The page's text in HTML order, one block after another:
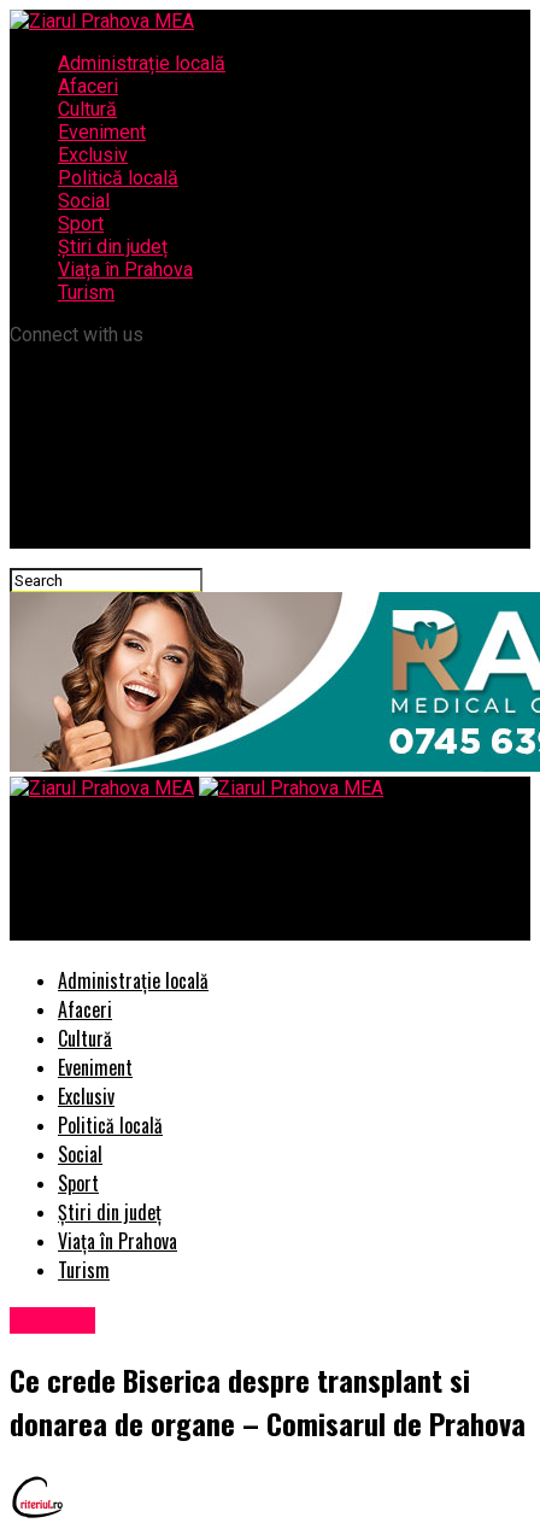
Administrație locală
Afaceri
Cultură
Eveniment
Exclusiv
Politică locală
Social
Sport
Știri din județ
Viața în Prahova
Turism
Connect with us
Administrație locală
Afaceri
Cultură
Eveniment
Exclusiv
Politică locală
Social
Sport
Știri din județ
Viața în Prahova
Turism
Ce crede Biserica despre transplant si
donarea de organe – Comisarul de Prahova